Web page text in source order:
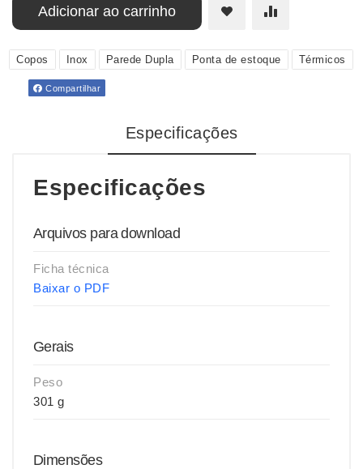
Adicionar ao carrinho
Copos Inox Parede Dupla Ponta de estoque Térmicos
Compartilhar
Especificações
Especificações
Arquivos para download
Ficha técnica
Baixar o PDF
Gerais
Peso
301 g
Dimensões